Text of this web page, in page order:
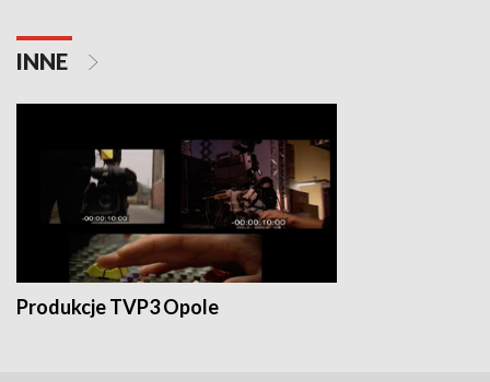
INNE
Produkcje TVP3 Opole